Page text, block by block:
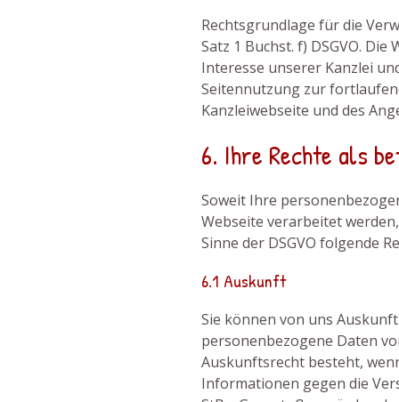
Rechtsgrundlage für die
Satz 1 Buchst. f) DSGVO.
Interesse unserer Kanzlei
Seitennutzung zur
Kanzleiwebseite und des
6. Ihre Rechte als
Soweit Ihre
Webseite verarbeitet
Sinne der DSGVO folgende
6.1 Auskunft
Sie können von uns
personenbezogene Daten
Auskunftsrecht besteht,
Informationen gegen die